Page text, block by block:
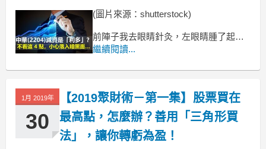
(圖片來源：shutterstock)
前陣子我去眼睛針灸，左眼睛腫了起
來，
腦螢幕，
休息一下，
這很重要啊！
繼續閱讀...
1月 2019年
30
【2019聚財術－第一集】股票買在
最高點，怎麼辦？善用「三角形買
法」，讓你轉虧為盈！